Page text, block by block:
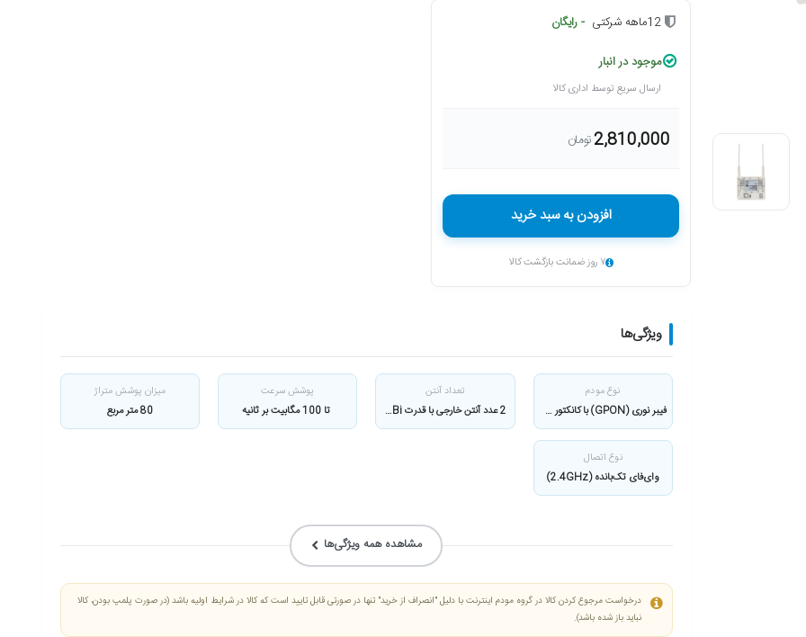
12ماهه شرکتی - رایگان
موجود در انبار
ارسال سریع توسط اداری کالا
2,810,000تومان
افزودن به سبد خرید
۷ روز ضمانت بازگشت کالا
ویژگی‌ها
نوع مودم
فیبر نوری (GPON) با کانکتور SC/UPC
تعداد آنتن
2 عدد آنتن خارجی با قدرت 5dBi
پوشش سرعت
تا 100 مگابيت بر ثانيه
میزان پوشش متراژ
80 متر مربع
نوع اتصال
وای‌فای تک‌بانده (2.4GHz)
مشاهده همه ویژگی‌ها
درخواست مرجوع کردن کالا در گروه مودم اینترنت با دلیل "انصراف از خرید" تنها در صورتی قابل تایید است که کالا در شرایط اولیه باشد (در صورت پلمپ بودن، کالا
نباید باز شده باشد).